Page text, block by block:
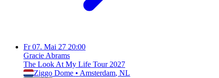
Fr 07. Mai 27 20:00
Gracie Abrams
The Look At My Life Tour 2027
Ziggo Dome • Amsterdam, NL